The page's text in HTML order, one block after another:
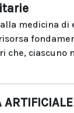
medicina di
che, ciascuno